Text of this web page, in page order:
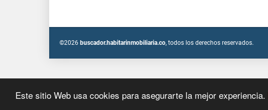
Este sitio Web usa cookies para asegurarte la mejor experiencia.
©2026 buscador.habitarinmobiliaria.co, todos los derechos reservados.